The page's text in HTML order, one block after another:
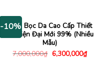
-10%
Sofa Bọc Da Cao Cấp Thiết
Kế Hiện Đại Mới 99% (Nhiều
Mẫu)
7,000,000₫ Giá
gốc
6,300,000₫Giá
hiện